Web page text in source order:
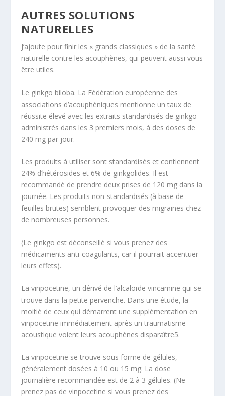
AUTRES SOLUTIONS
NATURELLES
J’ajoute pour finir les « grands classiques » de la santé
naturelle contre les acouphènes, qui peuvent aussi vous
être utiles.
Le ginkgo biloba. La Fédération européenne des
associations d’acouphéniques mentionne un taux de
réussite élevé avec les extraits standardisés de ginkgo
administrés dans les 3 premiers mois, à des doses de
240 mg par jour.
Les produits à utiliser sont standardisés et contiennent
24% d’hétérosides et 6% de ginkgolides. Il est
recommandé de prendre deux prises de 120 mg dans la
journée. Les produits non-standardisés (à base de
feuilles brutes) semblent provoquer des migraines chez
de nombreuses personnes.
(Le ginkgo est déconseillé si vous prenez des
médicaments anti-coagulants, car il pourrait accentuer
leurs effets).
Lavinpocetine, un dérivé de l’alcaloïde vincamine qui se
trouve dans la petite pervenche. Dans une étude, la
moitié de ceux qui démarrent une supplémentation en
vinpocetine immédiatement après un traumatisme
acoustiquevoient leurs acouphènes disparaître5.
La vinpocetine se trouve sous forme de gélules,
généralement dosées à 10 ou 15 mg. La dose
journalière recommandée est de 2 à 3 gélules. (Ne
prenez pas de vinpocetine si vous prenez des